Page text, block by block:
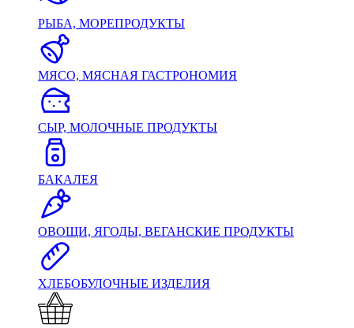
РЫБА, МОРЕПРОДУКТЫ
МЯСО, МЯСНАЯ ГАСТРОНОМИЯ
СЫР, МОЛОЧНЫЕ ПРОДУКТЫ
БАКАЛЕЯ
ОВОЩИ, ЯГОДЫ, ВЕГАНСКИЕ ПРОДУКТЫ
ХЛЕБОБУЛОЧНЫЕ ИЗДЕЛИЯ